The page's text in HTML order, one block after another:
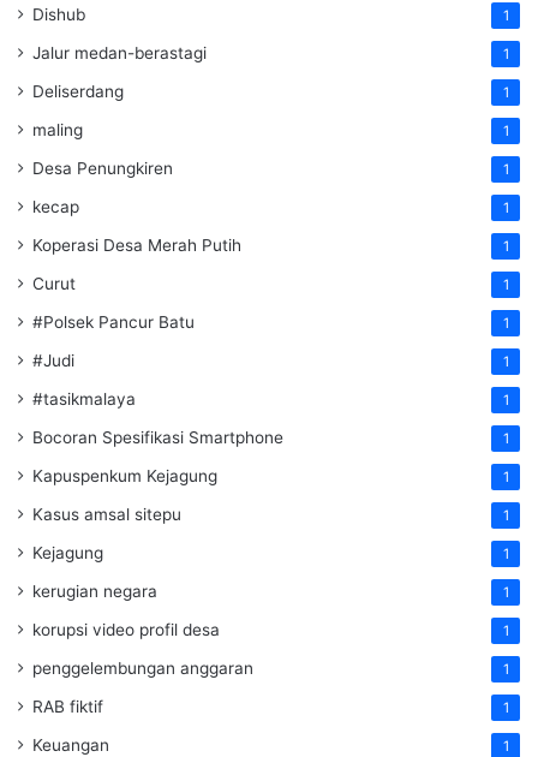
Dishub 1
Jalur medan-berastagi 1
Deliserdang 1
maling 1
Desa Penungkiren 1
kecap 1
Koperasi Desa Merah Putih 1
Curut 1
#Polsek Pancur Batu 1
#Judi 1
#tasikmalaya 1
Bocoran Spesifikasi Smartphone 1
Kapuspenkum Kejagung 1
Kasus amsal sitepu 1
Kejagung 1
kerugian negara 1
korupsi video profil desa 1
penggelembungan anggaran 1
RAB fiktif 1
Keuangan 1